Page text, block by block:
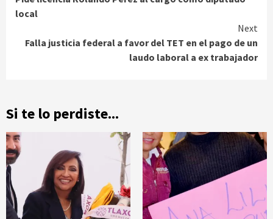
Reading
local
Next
Falla justicia federal a favor del TET en el pago de un
laudo laboral a ex trabajador
Si te lo perdiste...